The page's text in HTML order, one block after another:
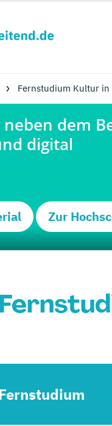
Fernstudium Kultur in
Zur